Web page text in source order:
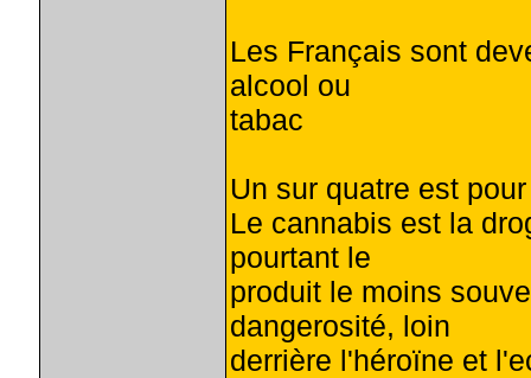
Les Français sont
alcool ou
tabac
Un sur quatre est
Le cannabis est la
pourtant le
produit le moins
dangerosité, loin
derrière l'héroïne et